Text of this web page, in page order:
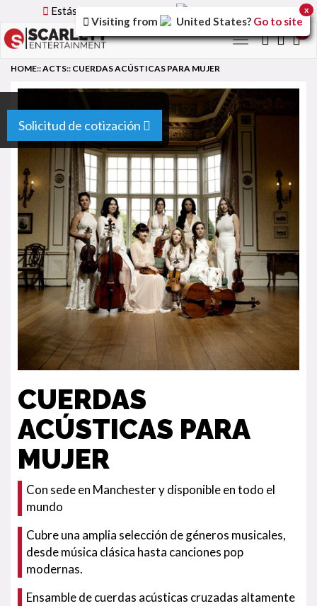
Estás utilizando la versión
Toggle
Solicitud de cotización
HOME::ACTS:: CUERDAS ACÚSTICAS PARA MUJER
CUERDAS
ACÚSTICAS PARA
MUJER
Con sede en Manchester y disponible en todo el
mundo
Cubre una amplia selección de géneros musicales,
desde música clásica hasta canciones pop
modernas.
Ensamble de cuerdas acústicas cruzadas altamente
Visiting from United States? Go to site
x